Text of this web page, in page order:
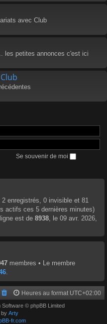
avec Club
les petites annonces c'est ici
Se souvenir de moi
enregistrés, 0 invisible et 81
actifs ces 5 dernières minutes)
est de 8938, le 09 avr. 2026,
membres • Le membre
.
Heures au format UTC+02:00
© phpBB Limited
by Arty
fr.com